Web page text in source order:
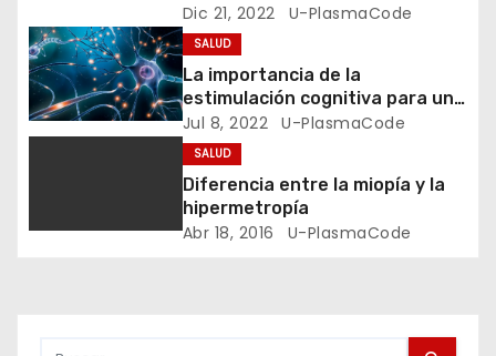
e
e
n
r
Dic 21, 2022 U-PlasmaCode
SALUD
La importancia de la
estimulación cognitiva para un
mejor aprendizaje
Jul 8, 2022 U-PlasmaCode
SALUD
Diferencia entre la miopía y la
hipermetropía
Abr 18, 2016 U-PlasmaCode